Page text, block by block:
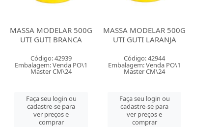
MASSA MODELAR 500G
UTI GUTI BRANCA
Código: 42939
Embalagem: Venda PO\1
Master CM\24
Faça seu login ou
cadastre-se para
ver preços e
comprar
MASSA MODELAR 500G
UTI GUTI LARANJA
Código: 42944
Embalagem: Venda PO\1
Master CM\24
Faça seu login ou
cadastre-se para
ver preços e
comprar